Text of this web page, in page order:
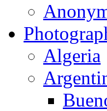
Algeria